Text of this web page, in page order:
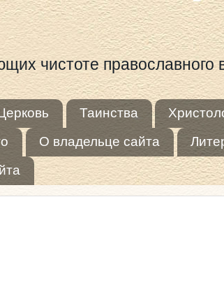
чистоте православного
Таинства
О владельце сайта